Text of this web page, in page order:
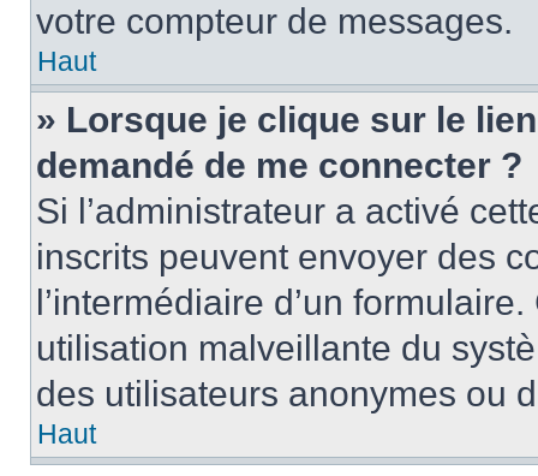
votre compteur de messages.
Haut
» Lorsque je clique sur le
demandé de me connecter ?
Si l’administrateur a activé
inscrits peuvent envoyer des
l’intermédiaire d’un
utilisation malveillante du
des utilisateurs anonymes ou
Haut